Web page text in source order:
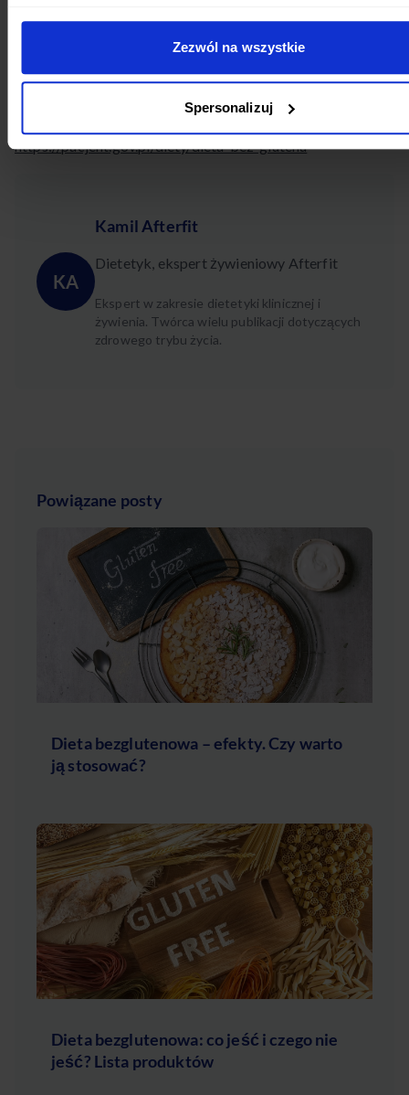
Zezwól na wszystkie
Spersonalizuj
https://diety.nfz.gov.pl/images/ebooki/
https://www.mp.pl/pacjent/dieta/diety/diety_w_chorobach/
https://pacjent.gov.pl/diety/dieta-bez-glutenu
KA
Kamil Afterfit
Dietetyk, ekspert żywieniowy Afterfit
Ekspert w zakresie dietetyki klinicznej i
żywienia. Twórca wielu publikacji dotyczących
zdrowego trybu życia.
Powiązane posty
Dieta bezglutenowa – efekty. Czy warto
ją stosować?
Dieta bezglutenowa: co jeść i czego nie
jeść? Lista produktów